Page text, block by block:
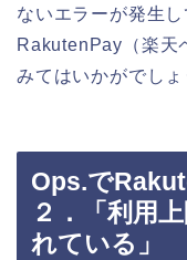
ないエラーが発生
RakutenPay（楽天
みてはいかがでしょ
Ops.で
２．「利用
れている」